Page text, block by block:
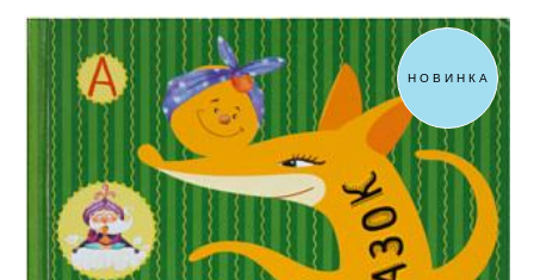
НОВИНКА